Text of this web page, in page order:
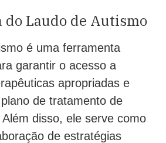
Laudo de Autismo
é uma ferramenta
garantir o acesso a
apropriadas e
de tratamento de
disso, ele serve como
de estratégias